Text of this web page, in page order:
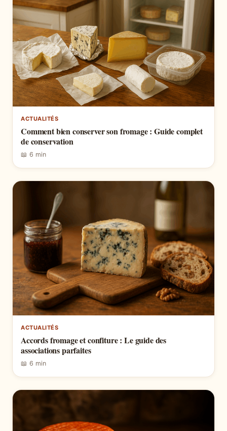
ACTUALITÉS
Comment bien conserver son fromage : Guide complet
de conservation
📖 6 min
ACTUALITÉS
Accords fromage et confiture : Le guide des
associations parfaites
📖 6 min